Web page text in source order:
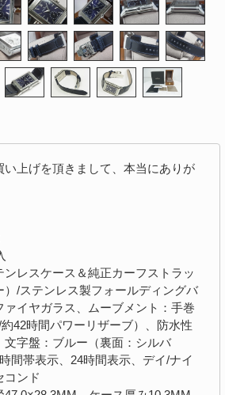
い上げを頂きまして、本当にありが
ンレスケース＆純正カーフストラッ
）/ステンレス製フォールディングバ
ァイヤガラス、ムーブメント：手巻
約42時間パワーリザーブ）、防水性
文字盤：ブルー（裏面：シルバ
間帯表示、24時間表示、デイ/ナイ
コンド